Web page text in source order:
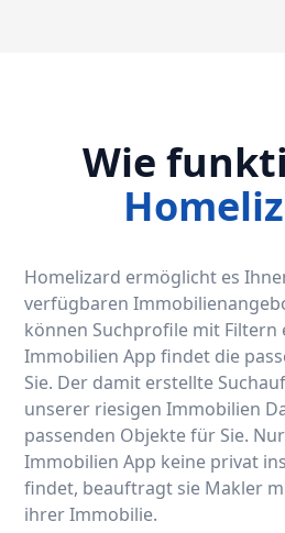
Wie
Homelizard ermöglicht es
verfügbaren
können Suchprofile mit Filtern
Immobilien App findet die
Sie. Der damit erstellte
unserer riesigen Immobilien
passenden Objekte für Sie.
Immobilien App keine privat
findet, beauftragt sie Makler
ihrer Immobilie.